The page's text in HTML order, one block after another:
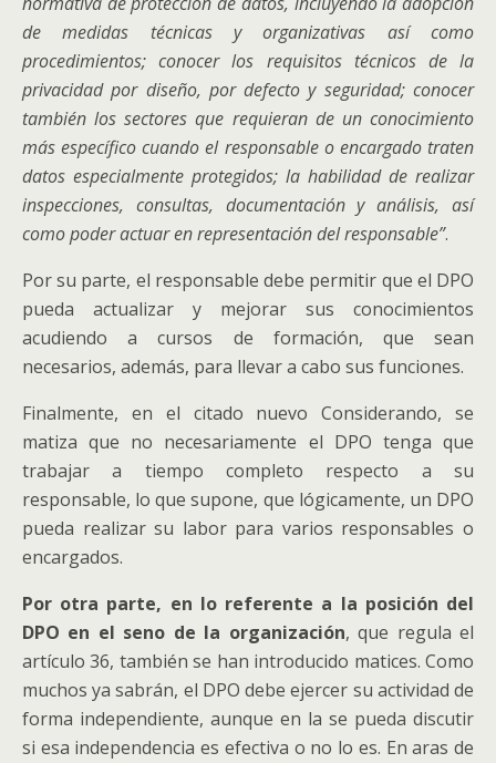
de medidas técnicas y organizativas así como
procedimientos; conocer los requisitos técnicos de la
privacidad por diseño, por defecto y seguridad; conocer
también los sectores que requieran de un conocimiento
más específico cuando el responsable o encargado traten
datos especialmente protegidos; la habilidad de realizar
inspecciones, consultas, documentación y análisis, así
como poder actuar en representación del responsable”.
Por su parte, el responsable debe permitir que el DPO
pueda actualizar y mejorar sus conocimientos
acudiendo a cursos de formación, que sean
necesarios, además, para llevar a cabo sus funciones.
Finalmente, en el citado nuevo Considerando, se
matiza que no necesariamente el DPO tenga que
trabajar a tiempo completo respecto a su
responsable, lo que supone, que lógicamente, un DPO
pueda realizar su labor para varios responsables o
encargados.
Por otra parte, en lo referente a la posición del
DPO en el seno de la organización, que regula el
artículo 36, también se han introducido matices. Como
muchos ya sabrán, el DPO debe ejercer su actividad de
forma independiente, aunque en la se pueda discutir
si esa independencia es efectiva o no lo es. En aras de